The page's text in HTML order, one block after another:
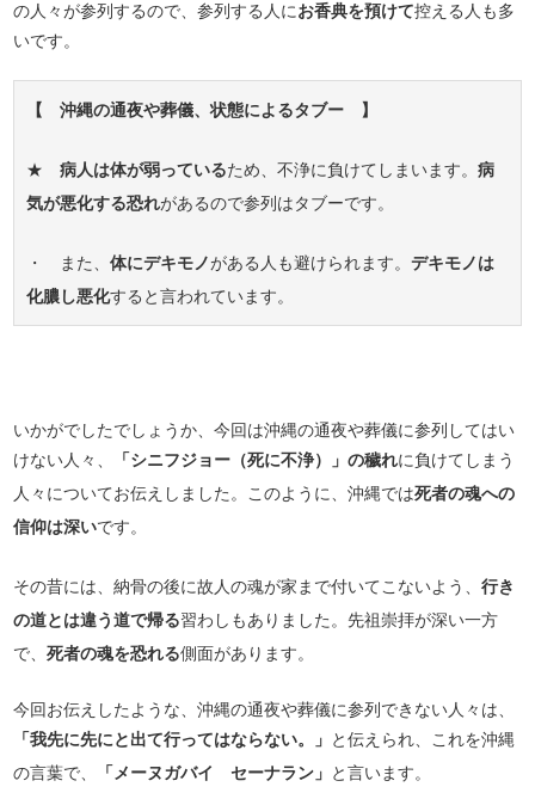
の人々が参列するので、参列する人にお香典を預けて控える人も多
いです。
【 沖縄の通夜や葬儀、状態によるタブー 】
★病人は体が弱っているため、不浄に負けてしまいます。病
気が悪化する恐れがあるので参列はタブーです。
・ また、体にデキモノがある人も避けられます。デキモノは
化膿し悪化すると言われています。
いかがでしたでしょうか、今回は沖縄の通夜や葬儀に参列してはい
けない人々、
「シニフジョー（死に不浄）」の穢れに負けてしまう
人々についてお伝えしました。このように、沖縄では死者の魂への
信仰は深いです。
その昔には、納骨の後に故人の魂が家まで付いてこないよう、行き
の道とは違う道で帰る習わしもありました。先祖崇拝が深い一方
で、死者の魂を恐れる側面があります。
今回お伝えしたような、沖縄の通夜や葬儀に参列できない人々は、
「我先に先にと出て行ってはならない。」 と伝えられ、これを沖縄
の言葉で、
「メーヌガバイ セーナラン」 と言います。